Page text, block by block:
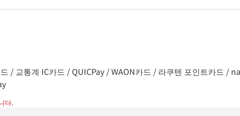
/ 교통계 IC카드 / QUICPay / WAON카드 / 라쿠텐 포인트카드 /
다.